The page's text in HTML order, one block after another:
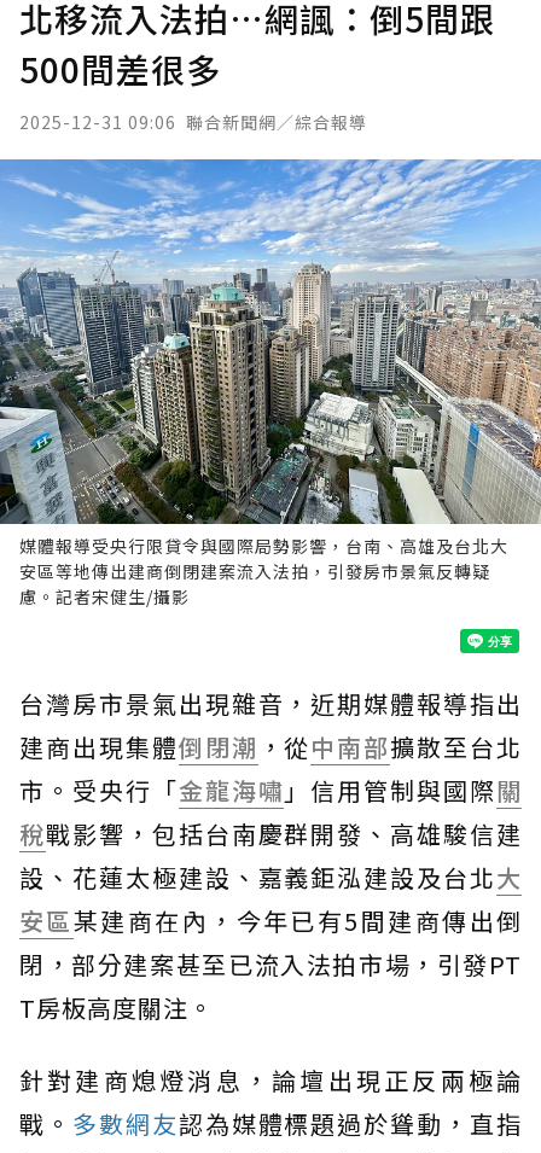
北移流入法拍…網諷：倒5間跟
500間差很多
2025-12-31 09:06 聯合新聞網／綜合報導
媒體報導受央行限貸令與國際局勢影響，台南、高雄及台北大
安區等地傳出建商倒閉建案流入法拍，引發房市景氣反轉疑
慮。記者宋健生/攝影
台灣房市景氣出現雜音，近期媒體報導指出
建商出現集體倒閉潮 ，從中南部擴散至台北
市。受央行「金龍海嘯 」信用管制與國際關
稅戰影響，包括台南慶群開發、高雄駿信建
設、花蓮太極建設、嘉義鉅泓建設及台北大
安區某建商在內，今年已有5間建商傳出倒
閉，部分建案甚至已流入法拍市場，引發PT
T房板高度關注。
針對建商熄燈消息，論壇出現正反兩極論
戰。 多數網友認為媒體標題過於聳動，直指